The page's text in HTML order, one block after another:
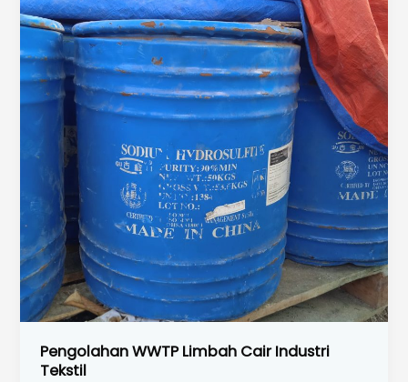
Pengolahan WWTP Limbah Cair Industri
Tekstil